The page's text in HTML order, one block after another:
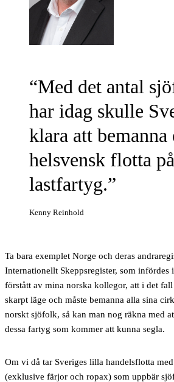
Med det antal
har idag skulle
klara att bemanna
helsvensk flotta
lastfartyg.
Kenny Reinhold
Ta bara exemplet Norge och deras
Internationellt Skeppsregister, som infördes
förstått av mina norska kollegor, att i det
skarpt läge och måste bemanna alla sina
norskt sjöfolk, så kan man nog räkna med
dessa fartyg som kommer att kunna segla.
Om vi då tar Sveriges lilla handelsflotta
(exklusive färjor och ropax) som uppbär